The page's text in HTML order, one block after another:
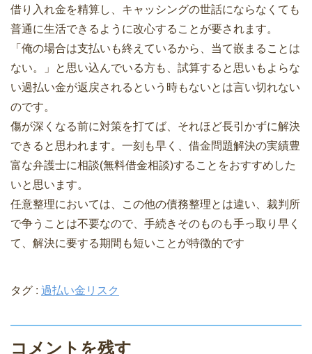
借り入れ金を精算し、キャッシングの世話にならなくても
普通に生活できるように改心することが要されます。
「俺の場合は支払いも終えているから、当て嵌まることは
ない。」と思い込んでいる方も、試算すると思いもよらな
い過払い金が返戻されるという時もないとは言い切れない
のです。
傷が深くなる前に対策を打てば、それほど長引かずに解決
できると思われます。一刻も早く、借金問題解決の実績豊
富な弁護士に相談(無料借金相談)することをおすすめした
いと思います。
任意整理においては、この他の債務整理とは違い、裁判所
で争うことは不要なので、手続きそのものも手っ取り早く
て、解決に要する期間も短いことが特徴的です
タグ : 過払い金リスク
コメントを残す